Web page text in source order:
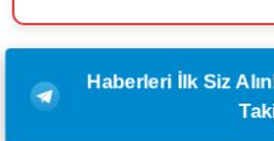
Haberleri İlk Siz